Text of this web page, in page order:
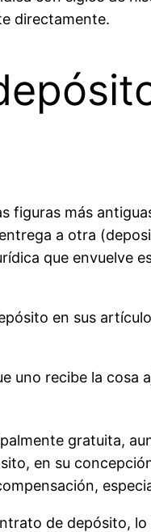
directamente.
figuras más
a otra
que
en sus
uno recibe la
gratuita,
en su
de depósito,